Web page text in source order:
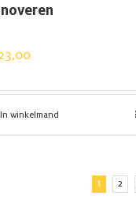
In winkelmand
1 2